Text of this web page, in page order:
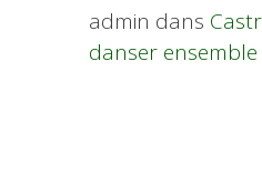
admin dans
danser ensemble